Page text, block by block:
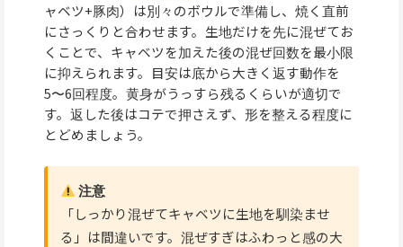
ャベツ+豚肉）は別々のボウルで準備し、焼く直前
にさっくりと合わせます。生地だけを先に混ぜてお
くことで、キャベツを加えた後の混ぜ回数を最小限
に抑えられます。目安は底から大きく返す動作を
5〜6回程度。黄身がうっすら残るくらいが適切で
す。返した後はコテで押さえず、形を整える程度に
とどめましょう。
注意
「しっかり混ぜてキャベツに生地を馴染ませ
る」は間違いです。混ぜすぎはふわっと感の大